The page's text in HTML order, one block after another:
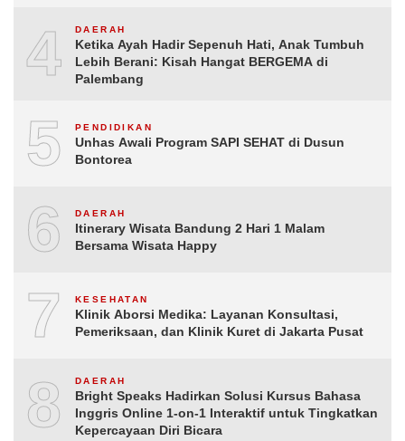
4 DAERAH
Ketika Ayah Hadir Sepenuh Hati, Anak Tumbuh
Lebih Berani: Kisah Hangat BERGEMA di
Palembang
5 PENDIDIKAN
Unhas Awali Program SAPI SEHAT di Dusun
Bontorea
6 DAERAH
Itinerary Wisata Bandung 2 Hari 1 Malam
Bersama Wisata Happy
7 KESEHATAN
Klinik Aborsi Medika: Layanan Konsultasi,
Pemeriksaan, dan Klinik Kuret di Jakarta Pusat
8 DAERAH
Bright Speaks Hadirkan Solusi Kursus Bahasa
Inggris Online 1-on-1 Interaktif untuk Tingkatkan
Kepercayaan Diri Bicara